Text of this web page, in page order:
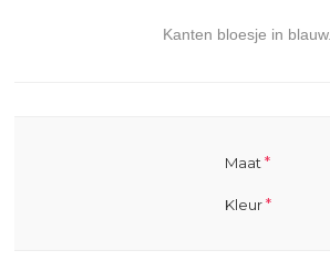
Kanten bloesje in blauw.
Maat *
Kleur*